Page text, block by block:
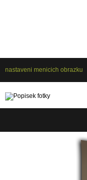
nastaveni menicich obrazku